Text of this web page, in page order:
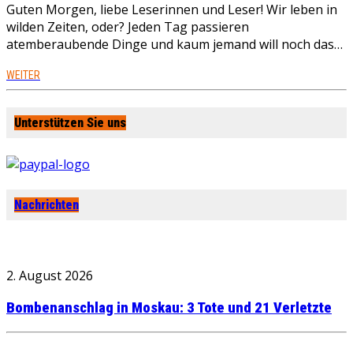
Guten Morgen, liebe Leserinnen und Leser! Wir leben in
wilden Zeiten, oder? Jeden Tag passieren
atemberaubende Dinge und kaum jemand will noch das…
WEITER
Unterstützen Sie uns
Nachrichten
2. August 2026
Bombenanschlag in Moskau: 3 Tote und 21 Verletzte